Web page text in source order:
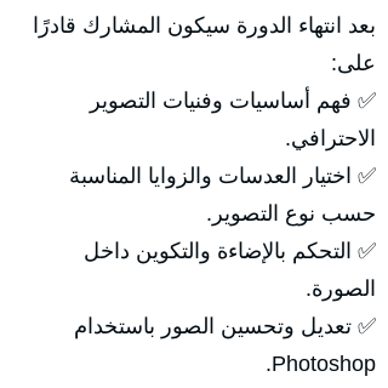
بعد انتهاء الدورة سيكون المشارك قادرًا
على:
✅ فهم أساسيات وفنيات التصوير
الاحترافي.
✅ اختيار العدسات والزوايا المناسبة
حسب نوع التصوير.
✅ التحكم بالإضاءة والتكوين داخل
الصورة.
✅ تعديل وتحسين الصور باستخدام
Photoshop.